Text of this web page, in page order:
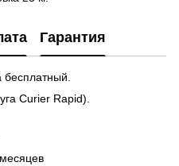
Гарантия
Curier Rapid).